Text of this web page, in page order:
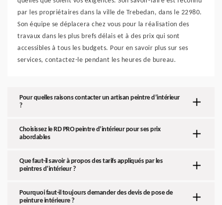
par les propriétaires dans la ville de Trebedan, dans le 22980.
Son équipe se déplacera chez vous pour la réalisation des
travaux dans les plus brefs délais et à des prix qui sont
accessibles à tous les budgets. Pour en savoir plus sur ses
services, contactez-le pendant les heures de bureau.
Pour quelles raisons contacter un artisan peintre d’intérieur
?
Choisissez le RD PRO peintre d’intérieur pour ses prix
abordables
Que faut-il savoir à propos des tarifs appliqués par les
peintres d’intérieur ?
Pourquoi faut-il toujours demander des devis de pose de
peinture intérieure ?